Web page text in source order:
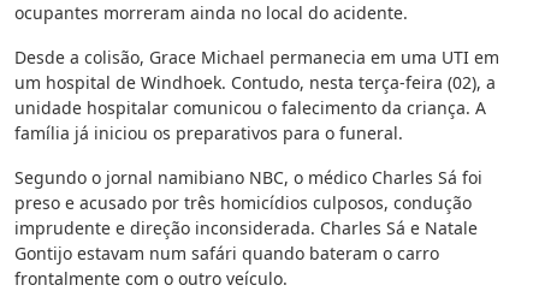
ocupantes morreram ainda no local do acidente.
Desde a colisão, Grace Michael permanecia em uma UTI em
um hospital de Windhoek. Contudo, nesta terça-feira (02), a
unidade hospitalar comunicou o falecimento da criança. A
família já iniciou os preparativos para o funeral.
Segundo o jornal namibiano NBC, o médico Charles Sá foi
preso e acusado por três homicídios culposos, condução
imprudente e direção inconsiderada. Charles Sá e Natale
Gontijo estavam num safári quando bateram o carro
frontalmente com o outro veículo.